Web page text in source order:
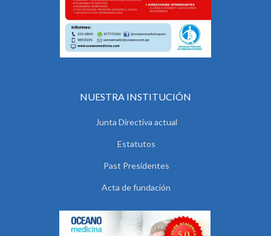
NUESTRA INSTITUCIÓN
Junta Directiva actual
Estatutos
Past Presidentes
Acta de fundación